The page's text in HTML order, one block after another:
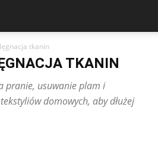
tkanin
TKANIN
pranie, usuwanie plam i
domowych, aby dłużej